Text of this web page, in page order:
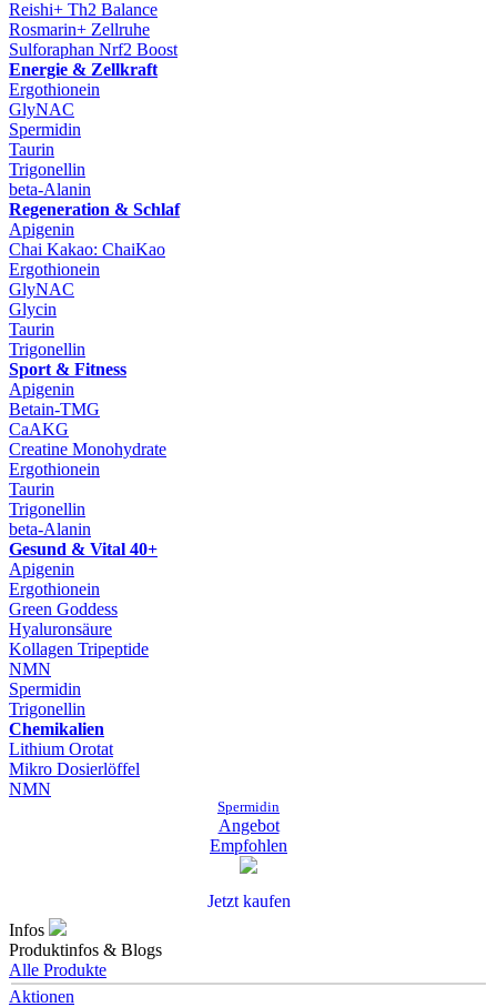
Reishi+ Th2 Balance
Rosmarin+ Zellruhe
Sulforaphan Nrf2 Boost
Energie & Zellkraft
Ergothionein
GlyNAC
Spermidin
Taurin
Trigonellin
beta-Alanin
Regeneration & Schlaf
Apigenin
Chai Kakao: ChaiKao
Ergothionein
GlyNAC
Glycin
Taurin
Trigonellin
Sport & Fitness
Apigenin
Betain-TMG
CaAKG
Creatine Monohydrate
Ergothionein
Taurin
Trigonellin
beta-Alanin
Gesund & Vital 40+
Apigenin
Ergothionein
Green Goddess
Hyaluronsäure
Kollagen Tripeptide
NMN
Spermidin
Trigonellin
Chemikalien
Lithium Orotat
Mikro Dosierlöffel
NMN
Spermidin
Angebot
Empfohlen
Jetzt kaufen
Infos
Produktinfos & Blogs
Alle Produkte
Aktionen